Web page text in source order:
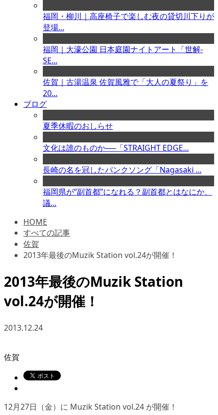
福岡・柳川｜高座椅子で楽しむ夜の貸切川下りが
登場...
福岡｜大濠公園 日本庭園ナイトアート「世解-
SE...
佐賀｜古湯温泉 佐賀風雅で「大人の夏祭り」を
20...
ブログ
夏季休暇のおしらせ
文化は誰のものか──「STRAIGHT EDGE...
長崎の名を冠したパンクソング「Nagasaki ...
福岡県が“副首都”になれる？副首都とはなにか、
議...
HOME
すべての記事
佐賀
2013年最後のMuzik Station vol.24が開催！
2013年最後のMuzik Station
vol.24が開催！
2013.12.24
佐賀
12月27日（金）に Muzik Station vol.24 が開催！